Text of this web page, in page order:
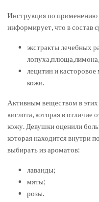
Инструкция по
информирует, что в состав
экстракты лечебных
лецитин и
кожи.
Активным веществом в
кислота, которая в отличие
кожу. Девушки оценили
которая находится внутри
выбирать из ароматов:
лаванды;
мяты;
розы.